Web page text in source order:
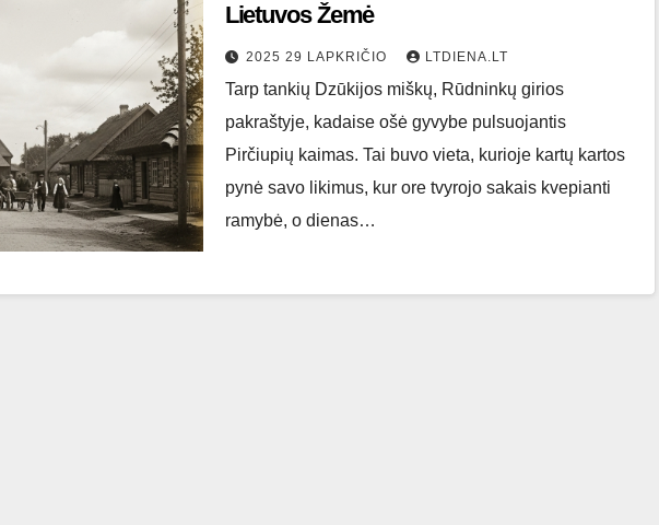
Lietuvos Žemė
2025 29 LAPKRIČIO LTDIENA.LT
Tarp tankių Dzūkijos miškų, Rūdninkų girios
pakraštyje, kadaise ošė gyvybe pulsuojantis
Pirčiupių kaimas. Tai buvo vieta, kurioje kartų kartos
pynė savo likimus, kur ore tvyrojo sakais kvepianti
ramybė, o dienas…